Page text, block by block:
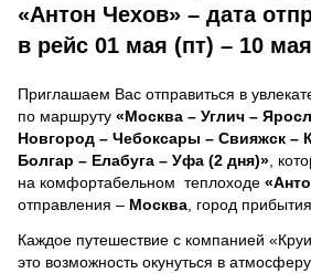
«Антон Чехов» – дата
в рейс 01 мая (пт) – 10
Приглашаем Вас отправиться в
по маршруту «Москва – Углич –
Новгород – Чебоксары – Свияжск –
Болгар – Елабуга – Уфа (2 дня)» ,
на комфортабельном теплоходе
отправления – Москва , город
Каждое путешествие с компанией
это возможность окунуться в